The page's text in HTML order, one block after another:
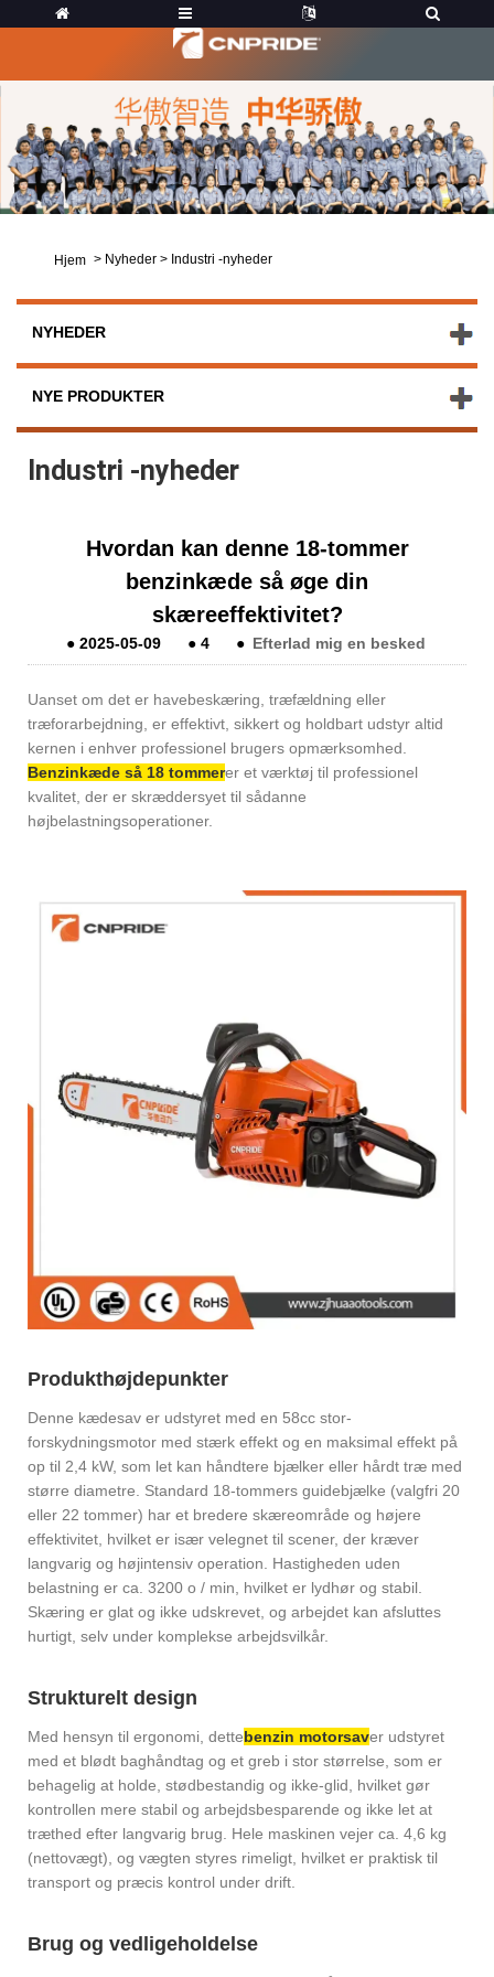
Hjem > Nyheder > Industri -nyheder
NYHEDER
NYE PRODUKTER
Industri -nyheder
Hvordan kan denne 18-tommer
benzinkæde så øge din
skæreeffektivitet?
● 2025-05-09 ● 4 ● Efterlad mig en besked
Uanset om det er havebeskæring, træfældning eller
træforarbejdning, er effektivt, sikkert og holdbart udstyr altid
kernen i enhver professionel brugers opmærksomhed.
Benzinkæde så 18 tommerer et værktøj til professionel
kvalitet, der er skræddersyet til sådanne
højbelastningsoperationer.
Produkthøjdepunkter
Denne kædesav er udstyret med en 58cc stor-
forskydningsmotor med stærk effekt og en maksimal effekt på
op til 2,4 kW, som let kan håndtere bjælker eller hårdt træ med
større diametre. Standard 18-tommers guidebjælke (valgfri 20
eller 22 tommer) har et bredere skæreområde og højere
effektivitet, hvilket er især velegnet til scener, der kræver
langvarig og højintensiv operation. Hastigheden uden
belastning er ca. 3200 o / min, hvilket er lydhør og stabil.
Skæring er glat og ikke udskrevet, og arbejdet kan afsluttes
hurtigt, selv under komplekse arbejdsvilkår.
Strukturelt design
Med hensyn til ergonomi, dettebenzin motorsaver udstyret
med et blødt baghåndtag og et greb i stor størrelse, som er
behagelig at holde, stødbestandig og ikke-glid, hvilket gør
kontrollen mere stabil og arbejdsbesparende og ikke let at
træthed efter langvarig brug. Hele maskinen vejer ca. 4,6 kg
(nettovægt), og vægten styres rimeligt, hvilket er praktisk til
transport og præcis kontrol under drift.
Brug og vedligeholdelse